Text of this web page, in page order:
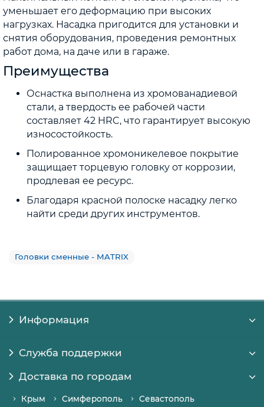
уменьшает его деформацию при высоких
нагрузках. Насадка пригодится для установки и
снятия оборудования, проведения ремонтных
работ дома, на даче или в гараже.
Преимущества
Оснастка выполнена из хромованадиевой
стали, а твердость ее рабочей части
составляет 42 HRC, что гарантирует высокую
износостойкость.
Полированное хромоникелевое покрытие
защищает торцевую головку от коррозии,
продлевая ее ресурс.
Благодаря красной полоске насадку легко
найти среди других инструментов.
Головки сменные - MATRIX
Информация
Служба поддержки
Доставка по городам
Крым Симферополь
Севастополь